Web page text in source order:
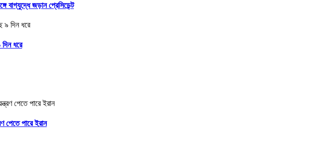
বাগ্‌যুদ্ধে জড়ান প্রেসিডেন্ট
ধরে
পেতে পারে ইরান